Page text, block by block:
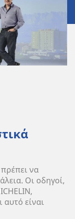
να
Οι οδηγοί,
είναι